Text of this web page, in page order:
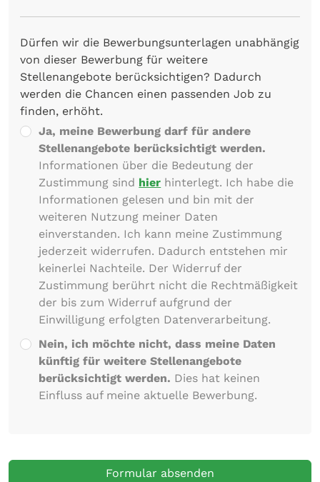
Dürfen wir die Bewerbungsunterlagen unabhängig
von dieser Bewerbung für weitere
Stellenangebote berücksichtigen? Dadurch
werden die Chancen einen passenden Job zu
finden, erhöht.
Ja, meine Bewerbung darf für andere
Stellenangebote berücksichtigt werden.
Informationen über die Bedeutung der
Zustimmung sind hier hinterlegt. Ich habe die
Informationen gelesen und bin mit der
weiteren Nutzung meiner Daten
einverstanden. Ich kann meine Zustimmung
jederzeit widerrufen. Dadurch entstehen mir
keinerlei Nachteile. Der Widerruf der
Zustimmung berührt nicht die Rechtmäßigkeit
der bis zum Widerruf aufgrund der
Einwilligung erfolgten Datenverarbeitung.
Nein, ich möchte nicht, dass meine Daten
künftig für weitere Stellenangebote
berücksichtigt werden. Dies hat keinen
Einfluss auf meine aktuelle Bewerbung.
Formular absenden